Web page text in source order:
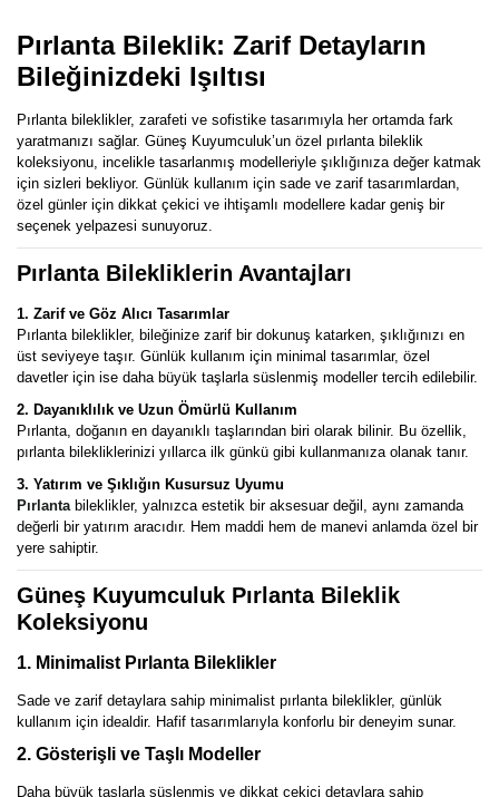
Pırlanta Bileklik: Zarif Detayların
Bileğinizdeki Işıltısı
Pırlanta bileklikler, zarafeti ve sofistike tasarımıyla her ortamda fark
yaratmanızı sağlar. Güneş Kuyumculuk’un özel pırlanta bileklik
koleksiyonu, incelikle tasarlanmış modelleriyle şıklığınıza değer katmak
için sizleri bekliyor. Günlük kullanım için sade ve zarif tasarımlardan,
özel günler için dikkat çekici ve ihtişamlı modellere kadar geniş bir
seçenek yelpazesi sunuyoruz.
Pırlanta Bilekliklerin Avantajları
1. Zarif ve Göz Alıcı Tasarımlar
Pırlanta bileklikler, bileğinize zarif bir dokunuş katarken, şıklığınızı en
üst seviyeye taşır. Günlük kullanım için minimal tasarımlar, özel
davetler için ise daha büyük taşlarla süslenmiş modeller tercih edilebilir.
2. Dayanıklılık ve Uzun Ömürlü Kullanım
Pırlanta, doğanın en dayanıklı taşlarından biri olarak bilinir. Bu özellik,
pırlanta bilekliklerinizi yıllarca ilk günkü gibi kullanmanıza olanak tanır.
3. Yatırım ve Şıklığın Kusursuz Uyumu
Pırlantabileklikler, yalnızca estetik bir aksesuar değil, aynı zamanda
değerli bir yatırım aracıdır. Hem maddi hem de manevi anlamda özel bir
yere sahiptir.
Güneş Kuyumculuk Pırlanta Bileklik
Koleksiyonu
1. Minimalist Pırlanta Bileklikler
Sade ve zarif detaylara sahip minimalist pırlanta bileklikler, günlük
kullanım için idealdir. Hafif tasarımlarıyla konforlu bir deneyim sunar.
2. Gösterişli ve Taşlı Modeller
Daha büyük taşlarla süslenmiş ve dikkat çekici detaylara sahip